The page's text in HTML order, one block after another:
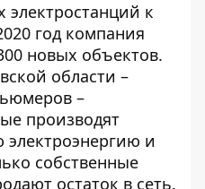
к
год компания
новых объектов.
области –
–
производят
электроэнергию и
собственные
остаток в сеть.